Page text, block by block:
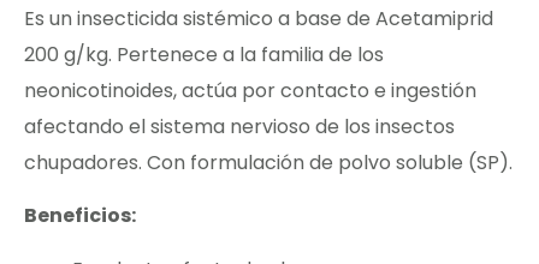
Es un insecticida sistémico a base de Acetamiprid
200 g/kg. Pertenece a la familia de los
neonicotinoides, actúa por contacto e ingestión
afectando el sistema nervioso de los insectos
chupadores. Con formulación de polvo soluble (SP).
Beneficios: